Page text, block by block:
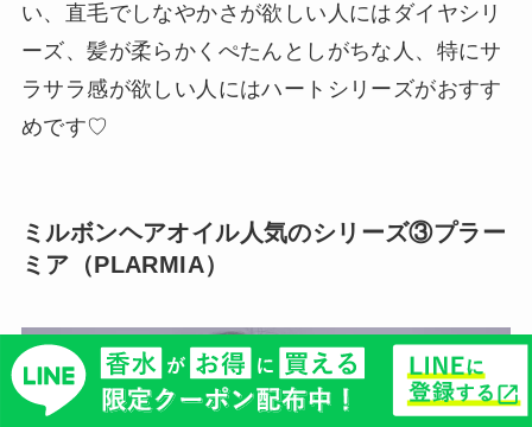
い、直毛でしなやかさが欲しい人にはダイヤシリ
ーズ、髪が柔らかくぺたんとしがちな人、特にサ
ラサラ感が欲しい人にはハートシリーズがおすす
めです♡
ミルボンヘアオイル人気のシリーズ③プラー
ミア（PLARMIA）